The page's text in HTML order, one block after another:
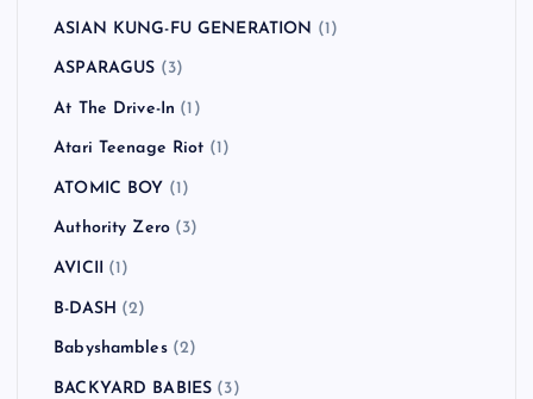
ASIAN KUNG-FU GENERATION (1)
ASPARAGUS (3)
At The Drive-In (1)
Atari Teenage Riot (1)
ATOMIC BOY (1)
Authority Zero (3)
AVICII (1)
B-DASH (2)
Babyshambles(2)
BACKYARD BABIES (3)